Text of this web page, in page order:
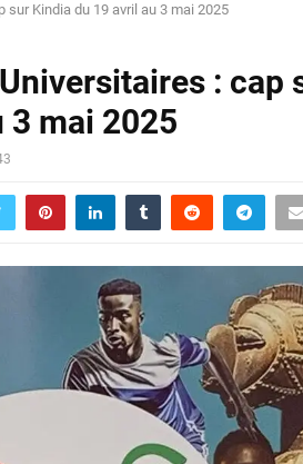
Kindia du 19 avril au 3 mai 2025
: cap
3 mai 2025